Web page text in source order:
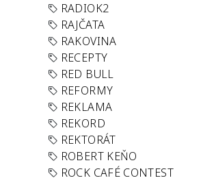
RADIOK2
RAJČATA
RAKOVINA
RECEPTY
RED BULL
REFORMY
REKLAMA
REKORD
REKTORÁT
ROBERT KEŇO
ROCK CAFÉ CONTEST